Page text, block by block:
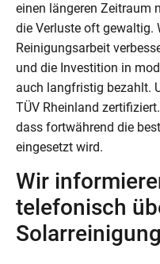
einen längeren Zeitraum
die Verluste oft gewaltig.
Reinigungsarbeit
und die Investition in
auch langfristig bezahlt.
TÜV Rheinland
dass fortwährend die
eingesetzt wird.
Wir
telefonisch